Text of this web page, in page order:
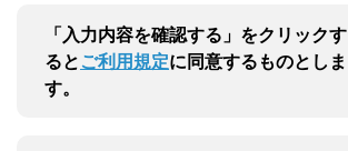
「入力内容を確認する」をクリックす
るとご利用規定に同意するものとしま
す。